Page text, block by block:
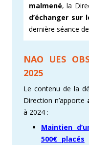
malmené, la
d’échanger sur
dernière séance
NAO UES
2025
Le contenu de la
Direction​ n’apporte
à 2024 :
Maintien
500€ placés